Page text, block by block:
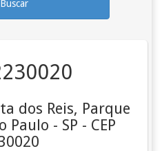
Buscar
dos Reis, Parque
Paulo - SP - CEP